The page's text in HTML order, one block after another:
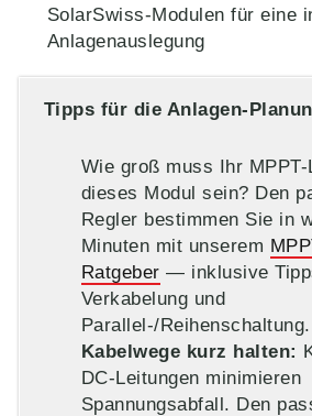
SolarSwiss-Modulen für eine
Anlagenauslegung
Tipps für die Anlagen-
Wie groß muss Ihr
dieses Modul sein? Den
Regler bestimmen Sie in
Minuten mit unserem
Ratgeber — inklusive
Verkabelung und
Parallel-/Reihenschaltung.
Kabelwege kurz halten:
DC‑Leitungen minimieren
Spannungsabfall. Den